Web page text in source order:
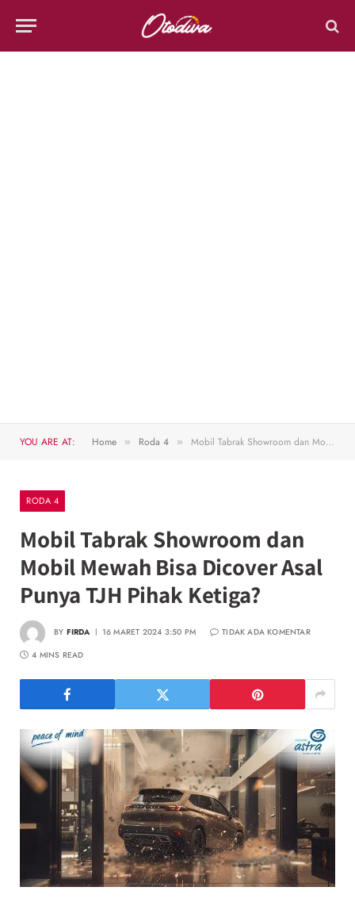
YOU ARE AT: Home » Roda 4 » Mobil Tabrak Showroom dan Mobil Mewah Bisa Dicover Asal Punya TJH Pihak Ketiga?
RODA 4
Mobil Tabrak Showroom dan
Mobil Mewah Bisa Dicover Asal
Punya TJH Pihak Ketiga?
BY FIRDA 16 MARET 2024 3:50 PM
TIDAK ADA KOMENTAR
4 MINS READ